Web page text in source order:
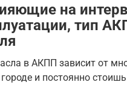
на
тип
в АКПП зависит от
и постоянно